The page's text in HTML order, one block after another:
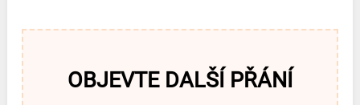
OBJEVTE DALŠÍ PŘÁNÍ